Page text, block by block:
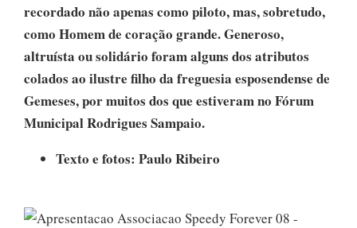
recordado não apenas como piloto, mas, sobretudo,
como Homem de coração grande. Generoso,
altruísta ou solidário foram alguns dos atributos
colados ao ilustre filho da freguesia esposendense de
Gemeses, por muitos dos que estiveram no Fórum
Municipal Rodrigues Sampaio.
Texto e fotos: Paulo Ribeiro